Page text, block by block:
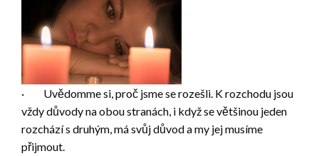
· Uvědomme si, proč jsme se rozešli. K rozchodu jsou
vždy důvody na obou stranách, i když se většinou jeden
rozchází s druhým, má svůj důvod a my jej musíme
přijmout.